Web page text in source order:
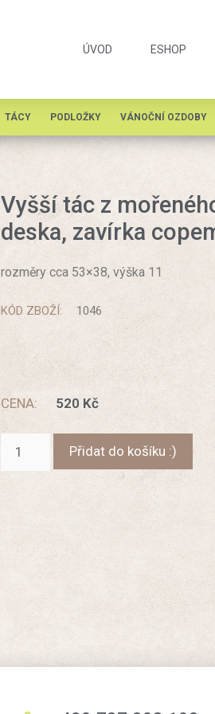
ÚVOD ESHOP
TÁCY PODLOŽKY VÁNOČNÍ OZDOBY
Vyšší tác z
deska, zavírka
rozměry cca 53×38, výška 11
KÓD ZBOŽÍ: 1046
CENA: 520 Kč
Přidat do košíku :)